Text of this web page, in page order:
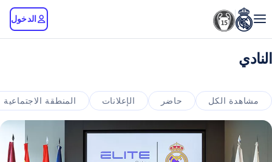
الدخول
النادي
مشاهدة الكل حاضر الإعلانات المنطقة الاجتماعية